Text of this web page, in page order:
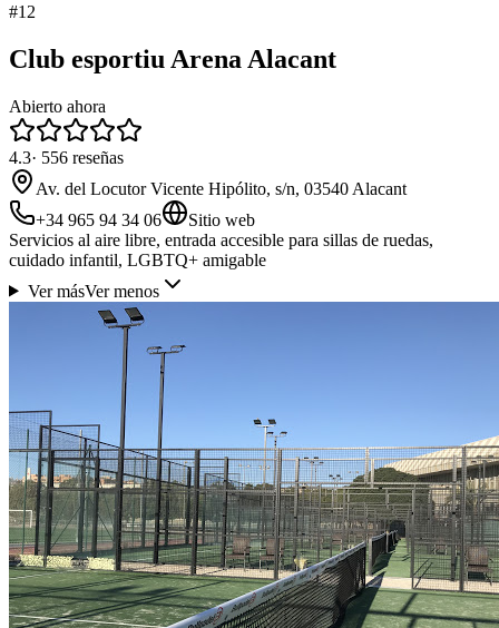
#12
Club esportiu Arena Alacant
Abierto ahora
4.3· 556 reseñas
Av. del Locutor Vicente Hipólito, s/n, 03540 Alacant
+34 965 94 34 06
Sitio web
Servicios al aire libre, entrada accesible para sillas de ruedas,
cuidado infantil, LGBTQ+ amigable
Ver másVer menos